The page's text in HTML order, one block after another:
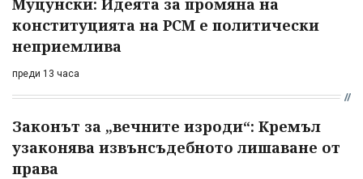
конституцията на РСМ е политически
неприемлива
преди 13 часа
Законът за „вечните изроди“: Кремъл
узаконява извънсъдебното лишаване от
права